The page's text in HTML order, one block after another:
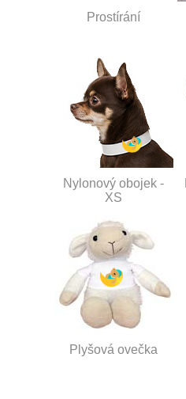
Prostírání
Nylonový obojek -
XS
Plyšová ovečka